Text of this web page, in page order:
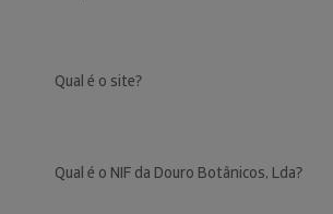
Qual é o site?
Qual é o NIF da Douro Botânicos, Lda?